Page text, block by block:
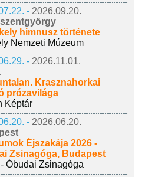
- 2026.09.20.
himnusz története
Nemzeti Múzeum
- 2026.11.01.
Krasznahorkai
prózavilága
Képtár
- 2026.06.20.
Éjszakája 2026 -
Zsinagóga, Budapest
Óbudai Zsinagóga